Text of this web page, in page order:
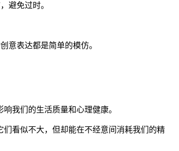
避免过时。
意表达都是简单的模仿。
我们的生活质量和心理健康。
看似不大，但却能在不经意间消耗我们的精